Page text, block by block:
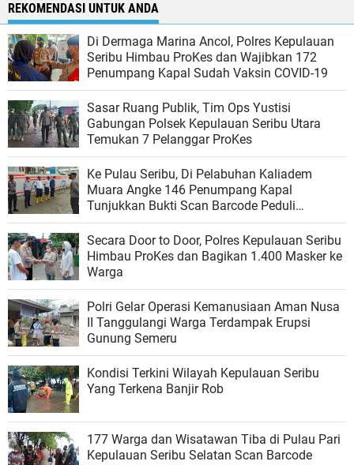
REKOMENDASI UNTUK ANDA
Di Dermaga Marina Ancol, Polres Kepulauan
Seribu Himbau ProKes dan Wajibkan 172
Penumpang Kapal Sudah Vaksin COVID-19
Sasar Ruang Publik, Tim Ops Yustisi
Gabungan Polsek Kepulauan Seribu Utara
Temukan 7 Pelanggar ProKes
Ke Pulau Seribu, Di Pelabuhan Kaliadem
Muara Angke 146 Penumpang Kapal
Tunjukkan Bukti Scan Barcode Peduli
Lindungi
Secara Door to Door, Polres Kepulauan Seribu
Himbau ProKes dan Bagikan 1.400 Masker ke
Warga
Polri Gelar Operasi Kemanusiaan Aman Nusa
II Tanggulangi Warga Terdampak Erupsi
Gunung Semeru
Kondisi Terkini Wilayah Kepulauan Seribu
Yang Terkena Banjir Rob
177 Warga dan Wisatawan Tiba di Pulau Pari
Kepulauan Seribu Selatan Scan Barcode